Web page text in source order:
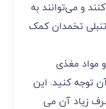
و می‌توانند به
تخمدان کمک
و مواد مغذی
توجه کنید. این
زیاد آن می